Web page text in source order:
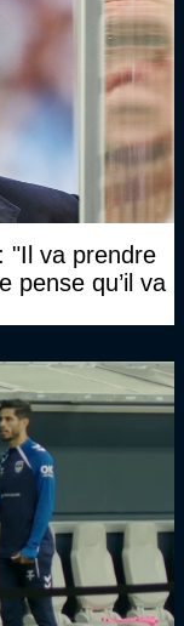
"Il va prendre
pense qu’il va